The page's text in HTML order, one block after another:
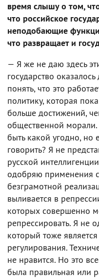
время слышу о том,
что российское
неподобающие
что развращает и
— Я же не даю здесь
государство
понять, что это
политику, которая
больше достижений,
общественной
быть какой угодно, но
говорить? Я не
русской
одобряю применения
безграмотной
выливается в
которых совершенно
репрессировать. Я не
который тоже
регулирования.
не нравится. Но это
была правильная или